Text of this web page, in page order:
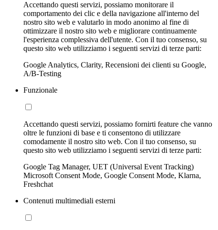
Accettando questi servizi, possiamo monitorare il
comportamento dei clic e della navigazione all'interno del
nostro sito web e valutarlo in modo anonimo al fine di
ottimizzare il nostro sito web e migliorare continuamente
l'esperienza complessiva dell'utente. Con il tuo consenso, su
questo sito web utilizziamo i seguenti servizi di terze parti:
Google Analytics, Clarity, Recensioni dei clienti su Google,
A/B-Testing
Funzionale
Accettando questi servizi, possiamo fornirti feature che vanno
oltre le funzioni di base e ti consentono di utilizzare
comodamente il nostro sito web. Con il tuo consenso, su
questo sito web utilizziamo i seguenti servizi di terze parti:
Google Tag Manager, UET (Universal Event Tracking)
Microsoft Consent Mode, Google Consent Mode, Klarna,
Freshchat
Contenuti multimediali esterni